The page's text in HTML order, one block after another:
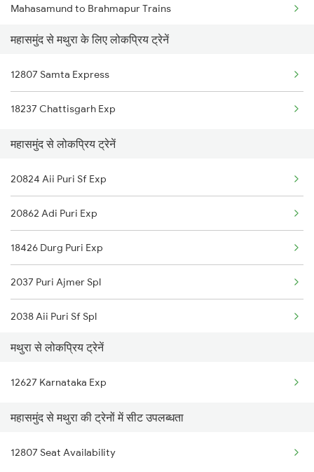
Mahasamund to Brahmapur Trains
Mahasamund to Anuppur Trains
Mahasamund to Kesinga Trains
Mahasamund to Abu Road Trains
Mahasamund to Ahmedabad Trains
Mahasamund to Agra Trains
Mahasamund to Ajmer Trains
Mahasamund to Anand Trains
महासमुंद से मथुरा के लिए लोकप्रिय ट्रेनें
12807 Samta Express
18237 Chattisgarh Exp
महासमुंद से लोकप्रिय ट्रेनें
20824 Aii Puri Sf Exp
20862 Adi Puri Exp
18426 Durg Puri Exp
2037 Puri Ajmer Spl
2038 Aii Puri Sf Spl
2145 Ltt Puri Sf Spl
2146 Puri Ltt Sup Spl
2843 Puri Adi Spl
2844 Adi Puri Spl
मथुरा से लोकप्रिय ट्रेनें
12627 Karnataka Exp
महासमुंद से मथुरा की ट्रेनों में सीट उपलब्धता
12807 Seat Availability